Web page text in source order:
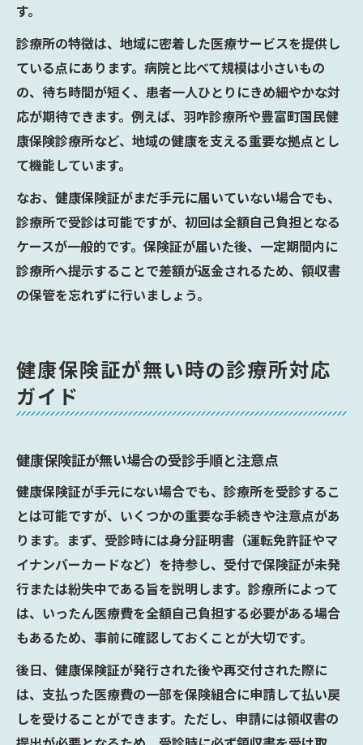
す。
診療所の特徴は、地域に密着した医療サービスを提供し
ている点にあります。病院と比べて規模は小さいもの
の、待ち時間が短く、患者一人ひとりにきめ細やかな対
応が期待できます。例えば、羽咋診療所や豊富町国民健
康保険診療所など、地域の健康を支える重要な拠点とし
て機能しています。
なお、健康保険証がまだ手元に届いていない場合でも、
診療所で受診は可能ですが、初回は全額自己負担となる
ケースが一般的です。保険証が届いた後、一定期間内に
診療所へ提示することで差額が返金されるため、領収書
の保管を忘れずに行いましょう。
健康保険証が無い時の診療所対応
ガイド
健康保険証が無い場合の受診手順と注意点
健康保険証が手元にない場合でも、診療所を受診するこ
とは可能ですが、いくつかの重要な手続きや注意点があ
ります。まず、受診時には身分証明書（運転免許証やマ
イナンバーカードなど）を持参し、受付で保険証が未発
行または紛失中である旨を説明します。診療所によって
は、いったん医療費を全額自己負担する必要がある場合
もあるため、事前に確認しておくことが大切です。
後日、健康保険証が発行された後や再交付された際に
は、支払った医療費の一部を保険組合に申請して払い戻
しを受けることができます。ただし、申請には領収書の